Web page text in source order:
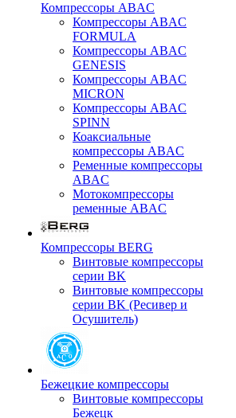
Компрессоры ABAC
Компрессоры ABAC
FORMULA
Компрессоры ABAC
GENESIS
Компрессоры ABAC
MICRON
Компрессоры ABAC
SPINN
Коаксиальные
компрессоры ABAC
Ременные компрессоры
ABAC
Мотокомпрессоры
ременные ABAC
Компрессоры BERG
Винтовые компрессоры
серии BK
Винтовые компрессоры
серии BK (Ресивер и
Осушитель)
Бежецкие компрессоры
Винтовые компрессоры
Бежецк